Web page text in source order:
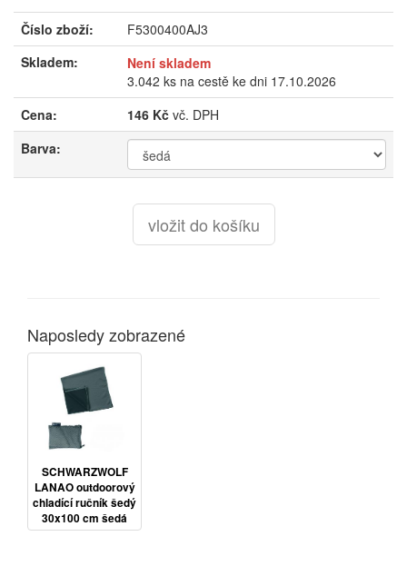
Číslo zboží:
F5300400AJ3
Skladem:
Není skladem
3.042 ks na cestě ke dni 17.10.2026
Cena:
146 Kč vč. DPH
Barva:
Naposledy zobrazené
SCHWARZWOLF
LANAO outdoorový
chladící ručník šedý
30x100 cm šedá